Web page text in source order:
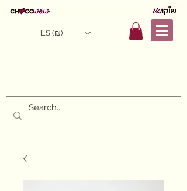
ILS (₪)